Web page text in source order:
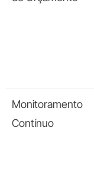
Monitoramento
Contínuo